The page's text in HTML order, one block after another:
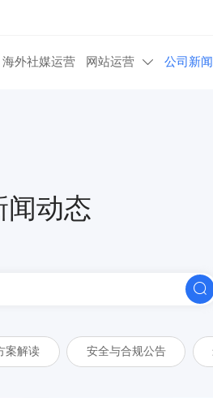
海外社媒运营 网站运营  公司新闻
闻动态

案解读 安全与合规公告